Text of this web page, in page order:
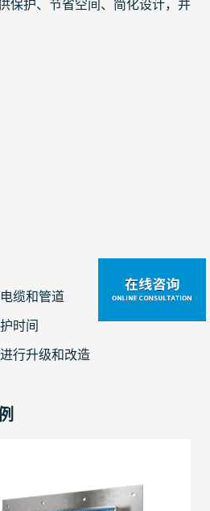
保护、节省空间、简化设计，并
缆和管道
时间
行升级和改造